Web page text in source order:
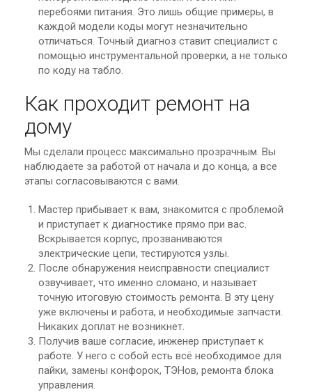
перебоями питания. Это лишь общие примеры, в
каждой модели коды могут незначительно
отличаться. Точный диагноз ставит специалист с
помощью инструментальной проверки, а не только
по коду на табло.
Как проходит ремонт на
дому
Мы сделали процесс максимально прозрачным. Вы
наблюдаете за работой от начала и до конца, а все
этапы согласовываются с вами.
Мастер прибывает к вам, знакомится с проблемой
и приступает к диагностике прямо при вас.
Вскрывается корпус, прозваниваются
электрические цепи, тестируются узлы.
После обнаружения неисправности специалист
озвучивает, что именно сломано, и называет
точную итоговую стоимость ремонта. В эту цену
уже включены и работа, и необходимые запчасти.
Никаких доплат не возникнет.
Получив ваше согласие, инженер приступает к
работе. У него с собой есть всё необходимое для
пайки, замены конфорок, ТЭНов, ремонта блока
управления.